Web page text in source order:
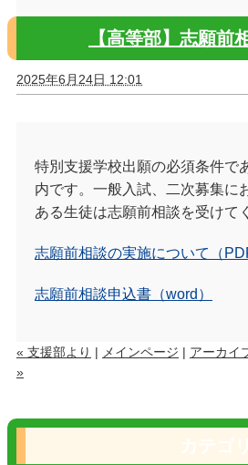
【高等部】志願前
2025年6月24日 12:01
特別支援学校出願の必須条件で
内です。一般入試、二次募集に
ある生徒は志願前相談を受けて
志願前相談の実施について（
志願前相談申込書（word）
« 支援部より | メインページ | アーカイ
»